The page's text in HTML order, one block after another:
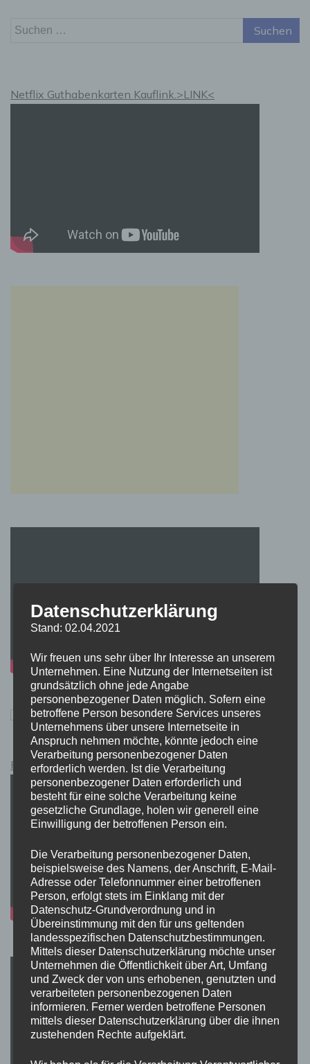
Suchen
Netflix Guthabenkarten Kauflink.>LINK<
Pokémon Schwert und Schild Kauflink.>LINK<
Datenschutzerklärung
Stand: 02.04.2021
Wir freuen uns sehr über Ihr Interesse an unserem
Unternehmen. Eine Nutzung der Internetseiten ist
grundsätzlich ohne jede Angabe
personenbezogener Daten möglich. Sofern eine
betroffene Person besondere Services unseres
Unternehmens über unsere Internetseite in
Anspruch nehmen möchte, könnte jedoch eine
Verarbeitung personenbezogener Daten
erforderlich werden. Ist die Verarbeitung
personenbezogener Daten erforderlich und
besteht für eine solche Verarbeitung keine
gesetzliche Grundlage, holen wir generell eine
Einwilligung der betroffenen Person ein.
Die Verarbeitung personenbezogener Daten,
beispielsweise des Namens, der Anschrift, E-Mail-
Adresse oder Telefonnummer einer betroffenen
Person, erfolgt stets im Einklang mit der
Datenschutz-Grundverordnung und in
Übereinstimmung mit den für uns geltenden
landesspezifischen Datenschutzbestimmungen.
Mittels dieser Datenschutzerklärung möchte unser
Unternehmen die Öffentlichkeit über Art, Umfang
und Zweck der von uns erhobenen, genutzten und
verarbeiteten personenbezogenen Daten
informieren. Ferner werden betroffene Personen
mittels dieser Datenschutzerklärung über die ihnen
zustehenden Rechte aufgeklärt.